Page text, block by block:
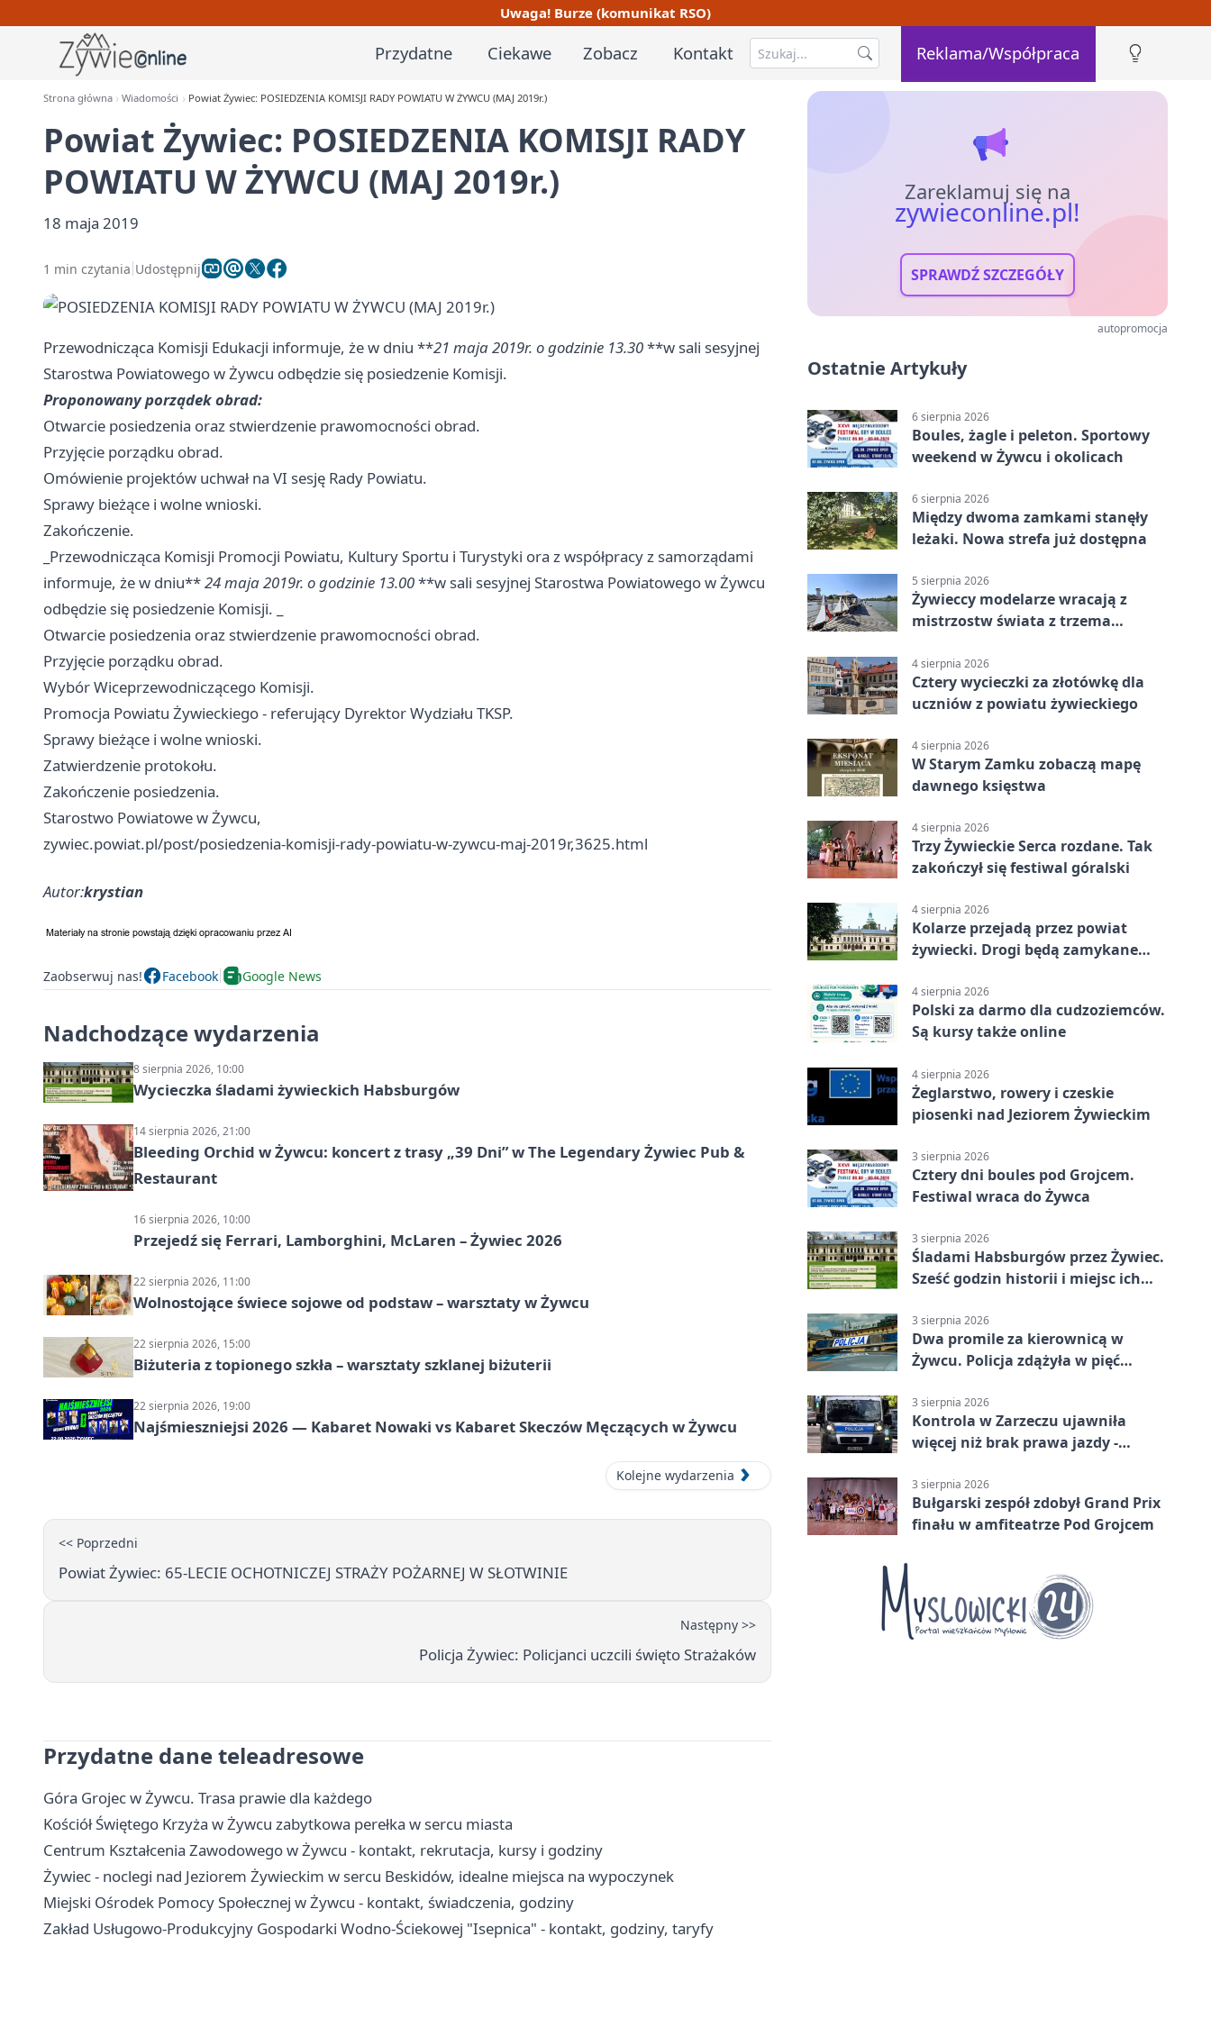
Uwaga! Burze (komunikat RSO)
Przydatne Ciekawe Zobacz Kontakt Reklama/Współpraca
Strona główna Wiadomości Powiat Żywiec: POSIEDZENIA KOMISJI RADY POWIATU W ŻYWCU (MAJ 2019r.)
Powiat Żywiec: POSIEDZENIA KOMISJI RADY
POWIATU W ŻYWCU (MAJ 2019r.)
18 maja 2019
1 min czytania Udostępnij
Przewodnicząca Komisji Edukacji informuje, że w dniu **21 maja 2019r. o godzinie 13.30**w sali sesyjnej
Starostwa Powiatowego w Żywcu odbędzie się posiedzenie Komisji.
Proponowany porządek obrad:
Otwarcie posiedzenia oraz stwierdzenie prawomocności obrad.
Przyjęcie porządku obrad.
Omówienie projektów uchwał na VI sesję Rady Powiatu.
Sprawy bieżące i wolne wnioski.
Zakończenie.
_Przewodnicząca Komisji Promocji Powiatu, Kultury Sportu i Turystyki ora z współpracy z samorządami
informuje, że w dniu**24 maja 2019r. o godzinie 13.00**w sali sesyjnej Starostwa Powiatowego w Żywcu
odbędzie się posiedzenie Komisji. _
Otwarcie posiedzenia oraz stwierdzenie prawomocności obrad.
Przyjęcie porządku obrad.
Wybór Wiceprzewodniczącego Komisji.
Promocja Powiatu Żywieckiego - referujący Dyrektor Wydziału TKSP.
Sprawy bieżące i wolne wnioski.
Zatwierdzenie protokołu.
Zakończenie posiedzenia.
Starostwo Powiatowe w Żywcu,
zywiec.powiat.pl/post/posiedzenia-komisji-rady-powiatu-w-zywcu-maj-2019r,3625.html
Autor:krystian
Zaobserwuj nas! Facebook Google News
Nadchodzące wydarzenia
8 sierpnia 2026, 10:00
Wycieczka śladami żywieckich Habsburgów
14 sierpnia 2026, 21:00
Bleeding Orchid w Żywcu: koncert z trasy „39 Dni” w The Legendary Żywiec Pub &
Restaurant
16 sierpnia 2026, 10:00
Przejedź się Ferrari, Lamborghini, McLaren – Żywiec 2026
22 sierpnia 2026, 11:00
Wolnostojące świece sojowe od podstaw – warsztaty w Żywcu
22 sierpnia 2026, 15:00
Biżuteria z topionego szkła – warsztaty szklanej biżuterii
22 sierpnia 2026, 19:00
Najśmieszniejsi 2026 — Kabaret Nowaki vs Kabaret Skeczów Męczących w Żywcu
Kolejne wydarzenia
<< Poprzedni
Powiat Żywiec: 65-LECIE OCHOTNICZEJ STRAŻY POŻARNEJ W SŁOTWINIE
Następny >>
Policja Żywiec: Policjanci uczcili święto Strażaków
Przydatne dane teleadresowe
Góra Grojec w Żywcu. Trasa prawie dla każdego
Kościół Świętego Krzyża w Żywcu zabytkowa perełka w sercu miasta
Centrum Kształcenia Zawodowego w Żywcu - kontakt, rekrutacja, kursy i godziny
Żywiec - noclegi nad Jeziorem Żywieckim w sercu Beskidów, idealne miejsca na wypoczynek
Miejski Ośrodek Pomocy Społecznej w Żywcu - kontakt, świadczenia, godziny
Zakład Usługowo-Produkcyjny Gospodarki Wodno-Ściekowej "Isepnica" - kontakt, godziny, taryfy
Zareklamuj się na
zywieconline.pl!
SPRAWDŹ SZCZEGÓŁY
autopromocja
Ostatnie Artykuły
6 sierpnia 2026
Boules, żagle i peleton. Sportowy
weekend w Żywcu i okolicach
6 sierpnia 2026
Między dwoma zamkami stanęły
leżaki. Nowa strefa już dostępna
5 sierpnia 2026
Żywieccy modelarze wracają z
mistrzostw świata z trzema
4 sierpnia 2026
Cztery wycieczki za złotówkę dla
uczniów z powiatu żywieckiego
4 sierpnia 2026
W Starym Zamku zobaczą mapę
dawnego księstwa
4 sierpnia 2026
Trzy Żywieckie Serca rozdane. Tak
zakończył się festiwal góralski
4 sierpnia 2026
Kolarze przejadą przez powiat
żywiecki. Drogi będą zamykane
4 sierpnia 2026
Polski za darmo dla cudzoziemców.
Są kursy także online
4 sierpnia 2026
Żeglarstwo, rowery i czeskie
piosenki nad Jeziorem Żywieckim
3 sierpnia 2026
Cztery dni boules pod Grojcem.
Festiwal wraca do Żywca
3 sierpnia 2026
Śladami Habsburgów przez Żywiec.
Sześć godzin historii i miejsc ich
3 sierpnia 2026
Dwa promile za kierownicą w
Żywcu. Policja zdążyła w pięć
3 sierpnia 2026
Kontrola w Zarzeczu ujawniła
więcej niż brak prawa jazdy -
3 sierpnia 2026
Bułgarski zespół zdobył Grand Prix
finału w amfiteatrze Pod Grojcem